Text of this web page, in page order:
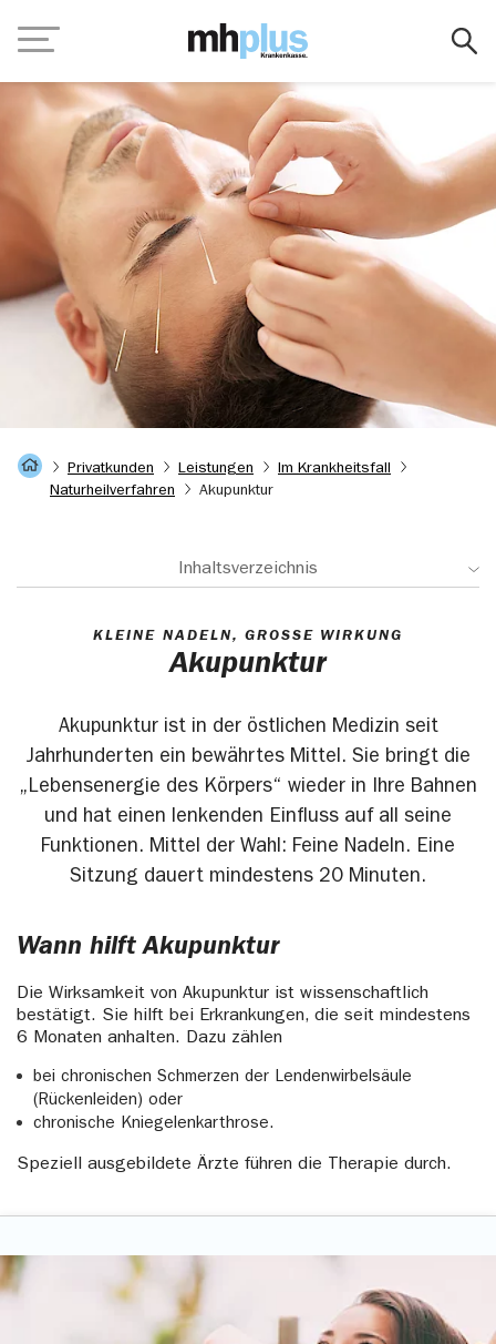
Navigation
Startseite
Privatkunden
Leistungen
Im Krankheitsfall
Naturheilverfahren
Akupunktur
Inhaltsverzeichnis
KLEINE NADELN, GROSSE WIRKUNG
Akupunktur
Akupunktur ist in der östlichen Medizin seit
Jahrhunderten ein bewährtes Mittel. Sie bringt die
„Lebensenergie des Körpers“ wieder in Ihre Bahnen
und hat einen lenkenden Einfluss auf all seine
Funktionen. Mittel der Wahl: Feine Nadeln. Eine
Sitzung dauert mindestens 20 Minuten.
Wann hilft Akupunktur
Die Wirksamkeit von Akupunktur ist wissenschaftlich
bestätigt. Sie hilft bei Erkrankungen, die seit mindestens
6 Monaten anhalten. Dazu zählen
bei chronischen Schmerzen der Lendenwirbelsäule
(Rückenleiden) oder
chronische Kniegelenkarthrose.
Speziell ausgebildete Ärzte führen die Therapie durch.